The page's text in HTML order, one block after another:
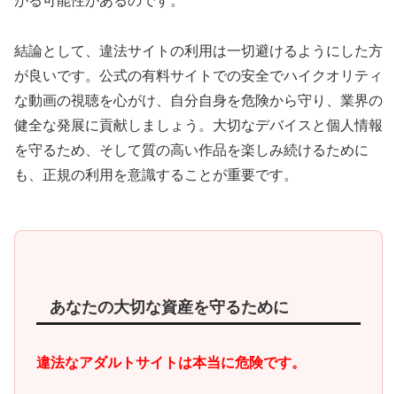
結論として、違法サイトの利用は一切避けるようにした方
が良いです。公式の有料サイトでの安全でハイクオリティ
な動画の視聴を心がけ、自分自身を危険から守り、業界の
健全な発展に貢献しましょう。大切なデバイスと個人情報
を守るため、そして質の高い作品を楽しみ続けるために
も、正規の利用を意識することが重要です。
あなたの大切な資産を守るために
違法なアダルトサイトは本当に危険です。